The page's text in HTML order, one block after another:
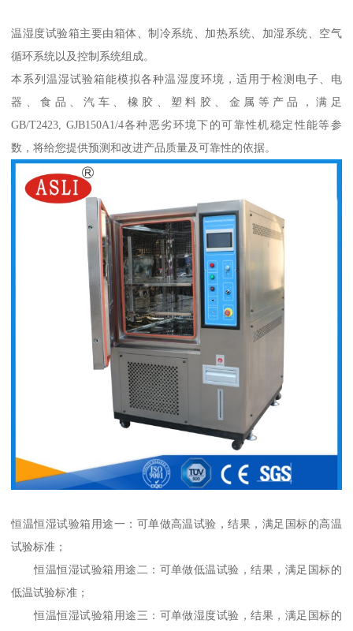
温湿度试验箱主要由箱体、制冷系统、加热系统、加湿系统、空气
循环系统以及控制系统组成。
本系列温湿试验箱能模拟各种温湿度环境，适用于检测电子、电
器、食品、汽车、橡胶、塑料胶、金属等产品，满足
GB/T2423, GJB150A1/4各种恶劣环境下的可靠性机稳定性能等参
数，将给您提供预测和改进产品质量及可靠性的依据。
恒温恒湿试验箱用途一：可单做高温试验，结果，满足国标的高温
试验标准；
恒温恒湿试验箱用途二：可单做低温试验，结果，满足国标的
低温试验标准；
恒温恒湿试验箱用途三：可单做湿度试验，结果，满足国标的